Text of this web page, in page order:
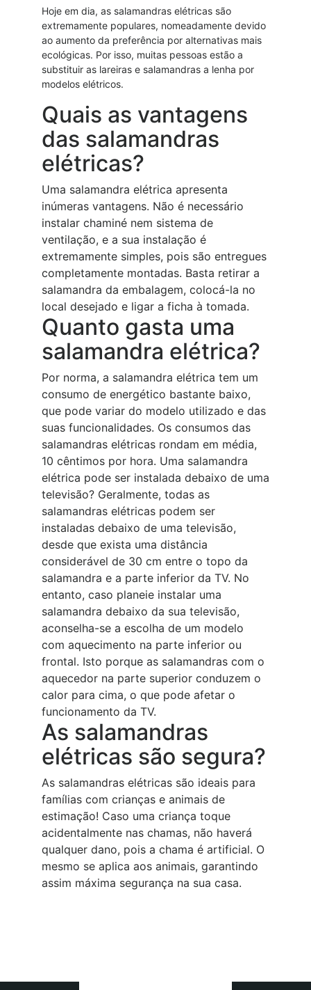
Hoje em dia, as salamandras elétricas são
extremamente populares, nomeadamente devido
ao aumento da preferência por alternativas mais
ecológicas. Por isso, muitas pessoas estão a
substituir as lareiras e salamandras a lenha por
modelos elétricos.
Quais as vantagens
das salamandras
elétricas?
Uma salamandra elétrica apresenta
inúmeras vantagens. Não é necessário
instalar chaminé nem sistema de
ventilação, e a sua instalação é
extremamente simples, pois são entregues
completamente montadas. Basta retirar a
salamandra da embalagem, colocá-la no
local desejado e ligar a ficha à tomada.
Quanto gasta uma
salamandra elétrica?
Por norma, a salamandra elétrica tem um
consumo de energético bastante baixo,
que pode variar do modelo utilizado e das
suas funcionalidades. Os consumos das
salamandras elétricas rondam em média,
10 cêntimos por hora. Uma salamandra
elétrica pode ser instalada debaixo de uma
televisão? Geralmente, todas as
salamandras elétricas podem ser
instaladas debaixo de uma televisão,
desde que exista uma distância
considerável de 30 cm entre o topo da
salamandra e a parte inferior da TV. No
entanto, caso planeie instalar uma
salamandra debaixo da sua televisão,
aconselha-se a escolha de um modelo
com aquecimento na parte inferior ou
frontal. Isto porque as salamandras com o
aquecedor na parte superior conduzem o
calor para cima, o que pode afetar o
funcionamento da TV.
As salamandras
elétricas são segura?
As salamandras elétricas são ideais para
famílias com crianças e animais de
estimação! Caso uma criança toque
acidentalmente nas chamas, não haverá
qualquer dano, pois a chama é artificial. O
mesmo se aplica aos animais, garantindo
assim máxima segurança na sua casa.